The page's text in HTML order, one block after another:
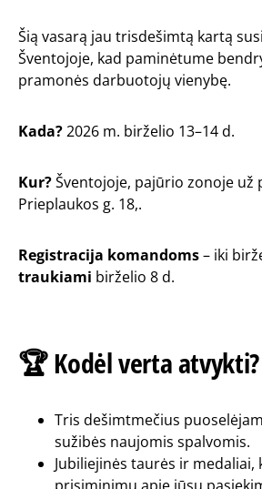
Šią vasarą jau trisdešimtą kartą
Šventojoje, kad paminėtume
pramonės darbuotojų vienybę.
Kada?2026 m. birželio 13–14 d.
Kur?Šventojoje, pajūrio zonoje už
Prieplaukos g. 18,.
Registracija komandoms– iki
traukiami birželio 8 d.
🏆 Kodėl verta atvykti?
Tris dešimtmečius
sužibės naujomis spalvomis.
Jubiliejinės taurės ir